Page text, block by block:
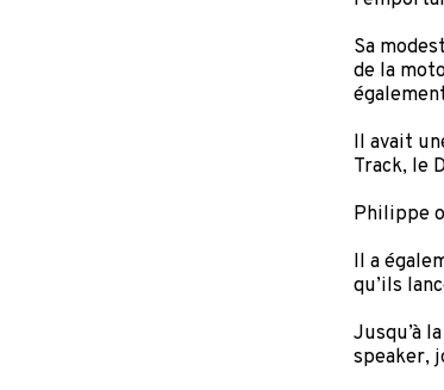
Sa
de la
Il avait
Track, le
Philippe
Il a
qu’ils
Jusqu’à
speaker,